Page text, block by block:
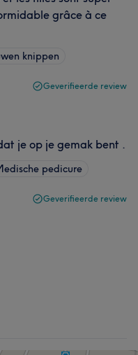
grâce à ce
knippen
Geverifieerde review
je op je gemak bent .
pedicure
Geverifieerde review